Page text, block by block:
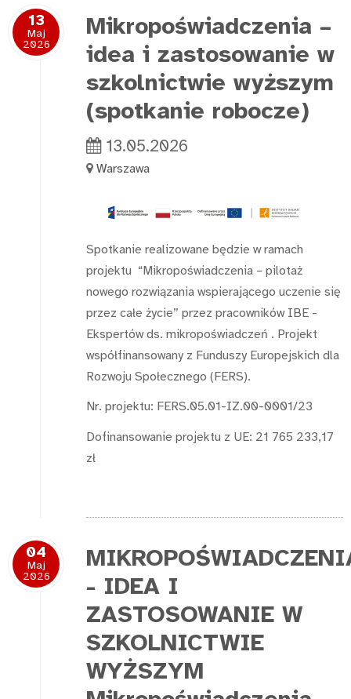
13
Maj
2026
Mikropoświadczenia –
idea i zastosowanie w
szkolnictwie wyższym
(spotkanie robocze)
13.05.2026
Warszawa
Spotkanie realizowane będzie w ramach
projektu “Mikropoświadczenia – pilotaż
nowego rozwiązania wspierającego uczenie się
przez całe życie” przez pracowników IBE -
Ekspertów ds. mikropoświadczeń . Projekt
współfinansowany z Funduszy Europejskich dla
Rozwoju Społecznego (FERS).
Nr. projektu: FERS.05.01-IZ.00-0001/23
Dofinansowanie projektu z UE: 21 765 233,17
zł
04
Maj
2026
- IDEA I
ZASTOSOWANIE W
SZKOLNICTWIE
WYŻSZYM